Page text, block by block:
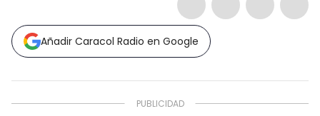
Añadir Caracol Radio en Google